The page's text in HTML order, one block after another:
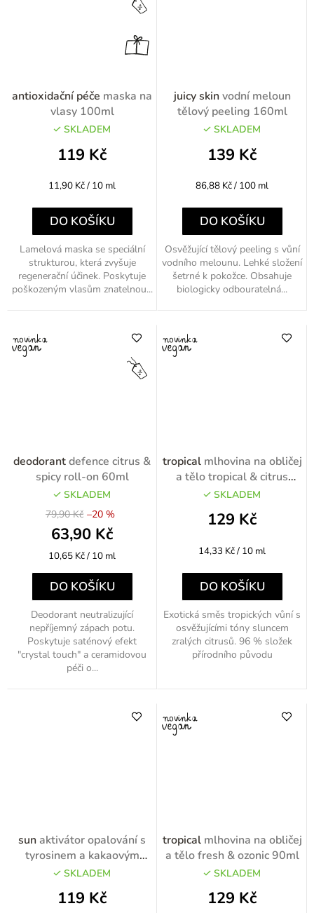
antioxidační péče maska na
vlasy 100ml
SKLADEM
119 Kč
Měrná
11,90 Kč / 10 ml
DO KOŠÍKU
Lamelová maska se speciální
strukturou, která zvyšuje
regenerační účinek. Poskytuje
poškozeným vlasům znatelnou...
juicy skinvodní meloun
tělový peeling 160ml
SKLADEM
139 Kč
Měrná
86,88 Kč / 100 ml
DO KOŠÍKU
Osvěžující tělový peeling s vůní
vodního melounu. Lehké složení
šetrné k pokožce. Obsahuje
biologicky odbouratelná...
deodorantdefence citrus &
spicy roll-on 60ml
SKLADEM
79,90 Kč
63,90 Kč
–20 %
Měrná
10,65 Kč / 10 ml
DO KOŠÍKU
Deodorant neutralizující
nepříjemný zápach potu.
Poskytuje saténový efekt
"crystal touch" a ceramidovou
péči o...
tropical mlhovina na obličej
a tělo tropical & citrus
90ml
SKLADEM
129 Kč
Měrná
14,33 Kč / 10 ml
DO KOŠÍKU
Exotická směs tropických vůní s
osvěžujícími tóny sluncem
zralých citrusů. 96 % složek
přírodního původu
sunaktivátor opalování s
tyrosinem a kakaovým
máslem 150ml
SKLADEM
119 Kč
tropical mlhovina na obličej
a tělo fresh & ozonic 90ml
SKLADEM
129 Kč